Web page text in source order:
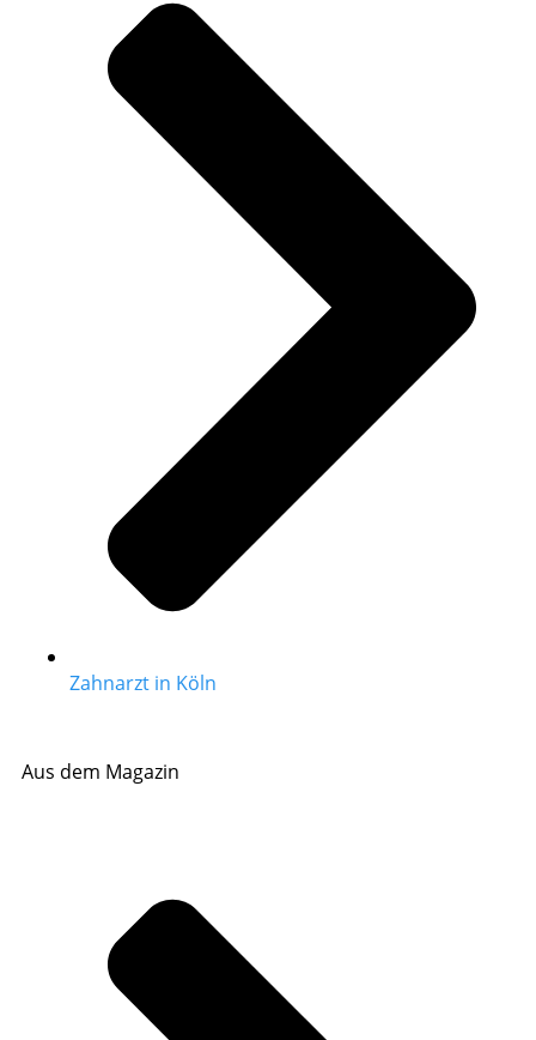
Zahnarzt in Köln
Aus dem Magazin